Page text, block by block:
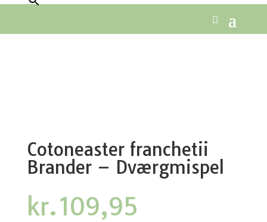
Cotoneaster franchetii
Brander – Dværgmispel
kr.109,95